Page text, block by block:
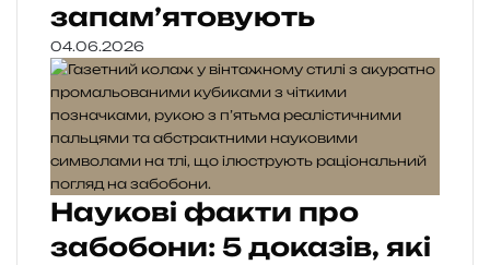
запам’ятовують
04.06.2026
Наукові факти про
забобони: 5 доказів, які